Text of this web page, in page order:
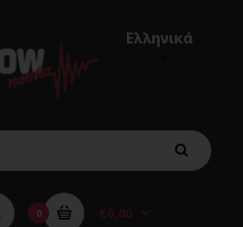
Ελληνικά
0 €0,00